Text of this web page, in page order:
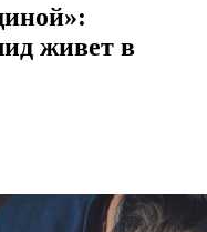
живет в